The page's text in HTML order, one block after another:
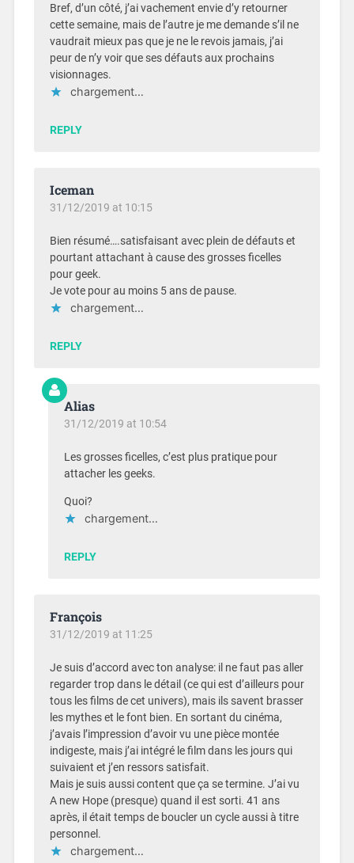
Bref, d’un côté, j’ai vachement envie d’y retourner
cette semaine, mais de l’autre je me demande s’il ne
vaudrait mieux pas que je ne le revois jamais, j’ai
peur de n’y voir que ses défauts aux prochains
visionnages.
chargement…
REPLY
Iceman
31/12/2019 at 10:15
Bien résumé….satisfaisant avec plein de défauts et
pourtant attachant à cause des grosses ficelles
pour geek.
Je vote pour au moins 5 ans de pause.
chargement…
REPLY
Alias
31/12/2019 at 10:54
Les grosses ficelles, c’est plus pratique pour
attacher les geeks.
Quoi?
chargement…
REPLY
François
31/12/2019 at 11:25
Je suis d’accord avec ton analyse: il ne faut pas aller
regarder trop dans le détail (ce qui est d’ailleurs pour
tous les films de cet univers), mais ils savent brasser
les mythes et le font bien. En sortant du cinéma,
j’avais l’impression d’avoir vu une pièce montée
indigeste, mais j’ai intégré le film dans les jours qui
suivaient et j’en ressors satisfait.
Mais je suis aussi content que ça se termine. J’ai vu
A new Hope (presque) quand il est sorti. 41 ans
après, il était temps de boucler un cycle aussi à titre
personnel.
chargement…